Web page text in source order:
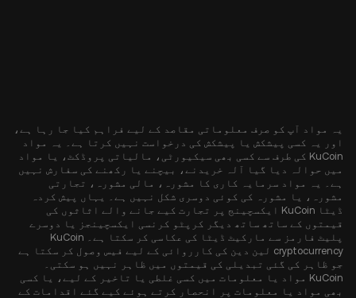
یہ مواد آپ کو صرف معلوماتی مقاصد کے لیے فراہم کیا جا رہا ہے،
اور یہ کسی پیشکش یا پیشکش کی درخواست نہیں کرتا ہے۔ یہ مواد
KuCoin کی طرف سے کسی بھی سیکیورٹی، مالیاتی پروڈکٹ، یا مواد
میں حوالہ دیا گیا آلہ خریدنے، بیچنے یا رکھنے کی سفارش نہیں
ہے۔ یہ مواد سرمایہ کاری کا مشورہ، مالی مشورہ، تجارتی
مشورہ، یا مشورہ کی کوئی دوسری شکل نہیں ہے۔ یہاں پیش کردہ
ڈیٹا KuCoin ایکسچینج پر تجارت کیے جانے والے اثاثوں کی
قیمتوں کے ساتھ ساتھ دیگر کرپٹو کرنسی ایکسچینجز یا دوسرے
پلیٹ فارمز سے مارکیٹ ڈیٹا کی عکاسی کر سکتا ہے۔ KuCoin
cryptocurrency لین دین کی کارروائی کے لیے فیس وصول کر سکتا ہے
جو ظاہر کی گئی تبدیلی کی قیمتوں میں ظاہر نہیں ہو سکتی۔
KuCoin مواد یا معلومات میں کسی غلطی یا تاخیر کے لیے، یا کسی
بھی مواد یا معلومات پر انحصار کرتے ہوئے کیے گئے اقدامات کے